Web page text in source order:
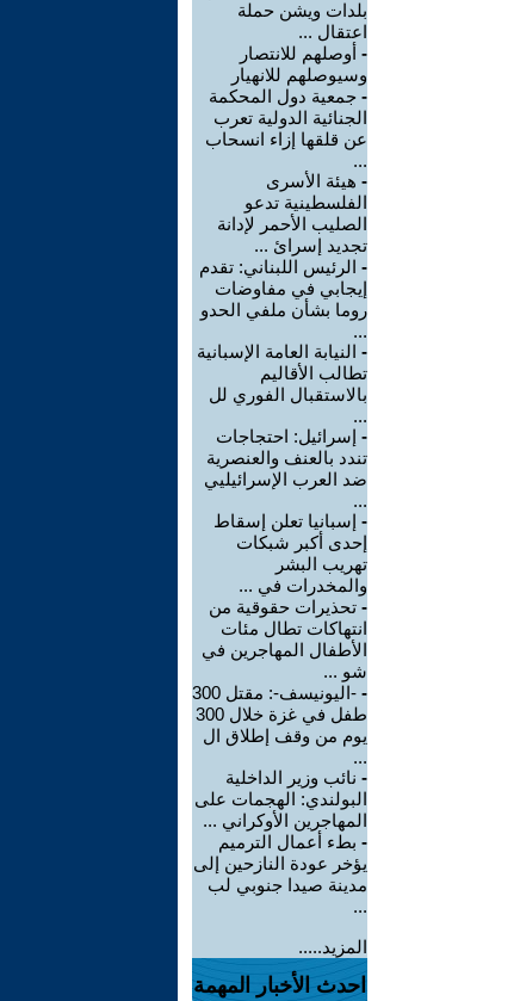
بلدات ويشن حملة
اعتقال ...
- أوصلهم للانتصار
وسيوصلهم للانهيار
- جمعية دول المحكمة
الجنائية الدولية تعرب
عن قلقها إزاء انسحاب
...
- هيئة الأسرى
الفلسطينية تدعو
الصليب الأحمر لإدانة
تجديد إسرائ ...
- الرئيس اللبناني: تقدم
إيجابي في مفاوضات
روما بشأن ملفي الحدو
...
- النيابة العامة الإسبانية
تطالب الأقاليم
بالاستقبال الفوري لل
...
- إسرائيل: احتجاجات
تندد بالعنف والعنصرية
ضد العرب الإسرائيليي
...
- إسبانيا تعلن إسقاط
إحدى أكبر شبكات
تهريب البشر
والمخدرات في ...
- تحذيرات حقوقية من
انتهاكات تطال مئات
الأطفال المهاجرين في
شو ...
-
-اليونيسف-: مقتل 300
طفل في غزة خلال 300
يوم من وقف إطلاق ال
...
- نائب وزير الداخلية
البولندي: الهجمات على
المهاجرين الأوكراني ...
- بطء أعمال الترميم
يؤخر عودة النازحين إلى
مدينة صيدا جنوبي لب
...
المزيد.....
احدث الأخبار المهمة